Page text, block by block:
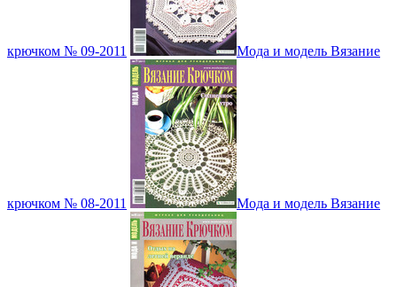
крючком № 09-2011 Мода и модель Вязание
крючком № 08-2011 Мода и модель Вязание